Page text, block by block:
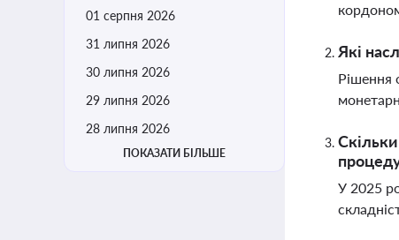
01 серпня 2026
31 липня 2026
30 липня 2026
29 липня 2026
28 липня 2026
ПОКАЗАТИ БІЛЬШЕ
Які
Рішення
У 2025